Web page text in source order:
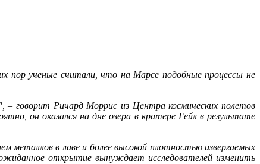
пор ученые считали, что на Марсе подобные процессы не
‒ говорит Ричард Моррис из Центра космических полетов
он оказался на дне озера в кратере Гейл в результате
металлов в лаве и более высокой плотностью извергаемых
открытие вынуждает исследователей изменить